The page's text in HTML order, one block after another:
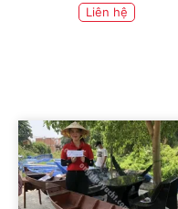
Liên hệ